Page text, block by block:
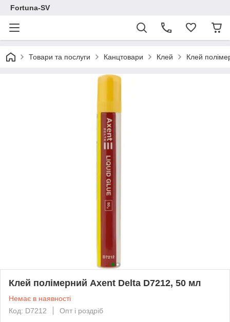
Fortuna-SV
Товари та послуги Канцтовари Клей Клей
Клей полімерний Axent Delta D7212, 50 мл
Немає в наявності
Код: D7212
Опт і роздріб